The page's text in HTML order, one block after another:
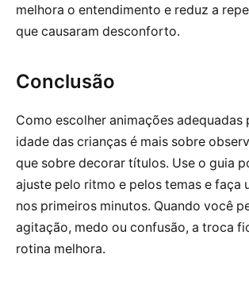
melhora o entendimento e reduz a
que causaram desconforto.
Conclusão
Como escolher animações adequadas
idade das crianças é mais sobre
que sobre decorar títulos. Use o guia
ajuste pelo ritmo e pelos temas e faça
nos primeiros minutos. Quando você
agitação, medo ou confusão, a troca
rotina melhora.